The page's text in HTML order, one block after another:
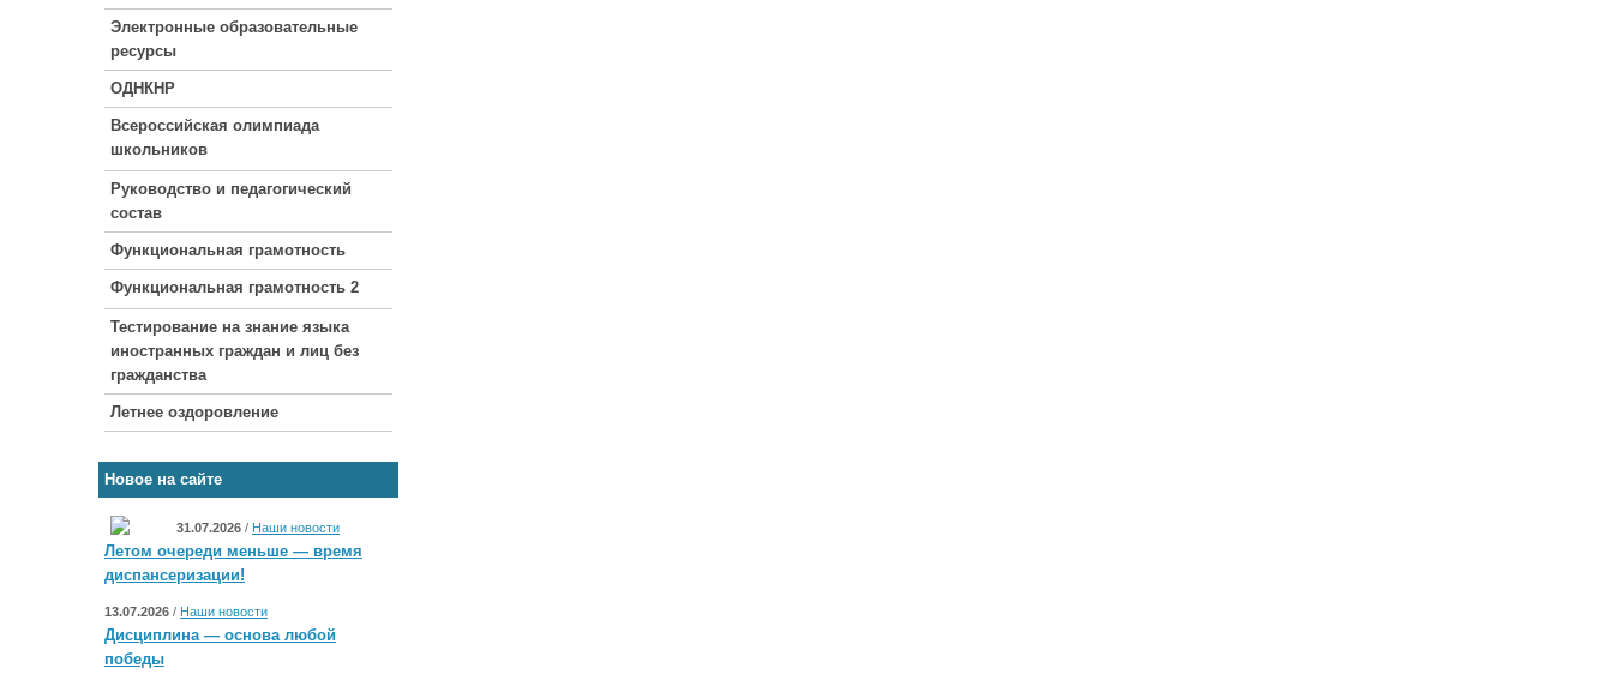
Электронные образовательные
ресурсы
ОДНКНР
Всероссийская олимпиада
школьников
Руководство и педагогический
состав
Функциональная грамотность
Функциональная грамотность 2
Тестирование на знание языка
иностранных граждан и лиц без
гражданства
Летнее оздоровление
Новое на сайте
31.07.2026 / Наши новости
Летом очереди меньше — время
диспансеризации!
13.07.2026 / Наши новости
Дисциплина — основа любой
победы